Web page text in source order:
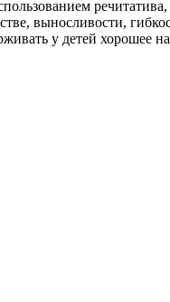
выносливости,
у детей хорошее